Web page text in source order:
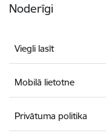
Noderīgi
Viegli lasīt
Mobilā lietotne
Privātuma politika